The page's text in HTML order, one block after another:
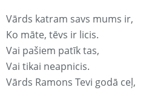
Vārds katram savs mums ir,
Ko māte, tēvs ir licis.
Vai pašiem patīk tas,
Vai tikai neapnicis.
Vārds Ramons Tevi godā ceļ,